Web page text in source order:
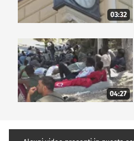
03:32
04:27